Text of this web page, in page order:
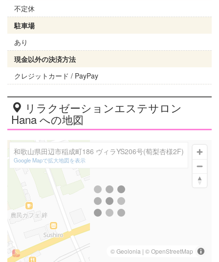
不定休
駐車場
あり
現金以外の決済方法
クレジットカード / PayPay
リラクゼーションエステサロン
Hana への地図
和歌山県田辺市稲成町186 ヴィラYS206号(萄梨杏様2F)
Google Mapで拡大地図を表示